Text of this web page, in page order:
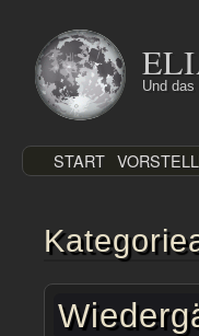
Inhalt
springen
Und
START